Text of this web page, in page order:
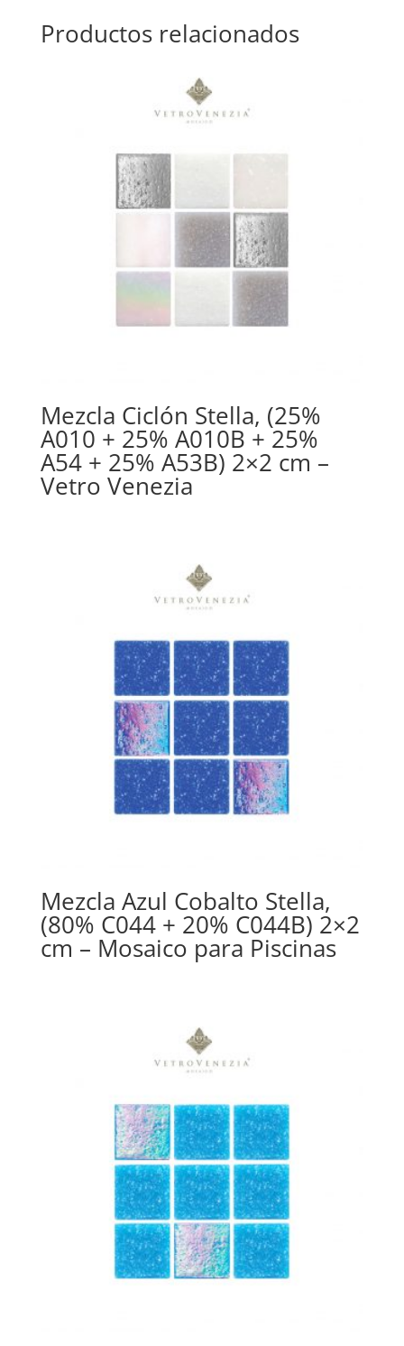
Productos relacionados
Mezcla Ciclón Stella, (25%
A010 + 25% A010B + 25%
A54 + 25% A53B) 2×2 cm –
Vetro Venezia
Mezcla Azul Cobalto Stella,
(80% C044 + 20% C044B) 2×2
cm – Mosaico para Piscinas